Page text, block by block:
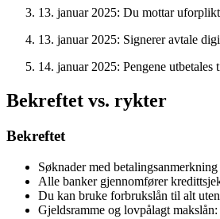
13. januar 2025: Du mottar
13. januar 2025: Signerer avtale
14. januar 2025: Pengene utbetales
Bekreftet vs. rykter
Bekreftet
Søknader med
Alle banker gjennomfører
Du kan bruke forbrukslån til alt
Gjeldsramme og lovpålagt